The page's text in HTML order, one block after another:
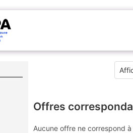
Offres
Aucune offre ne correspond